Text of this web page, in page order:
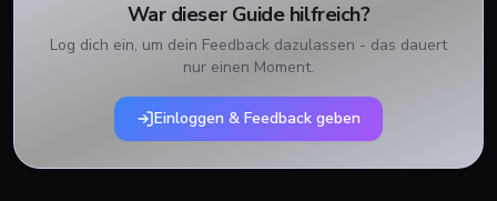
War dieser Guide hilfreich?
Log dich ein, um dein Feedback dazulassen - das dauert
nur einen Moment.
Einloggen & Feedback geben